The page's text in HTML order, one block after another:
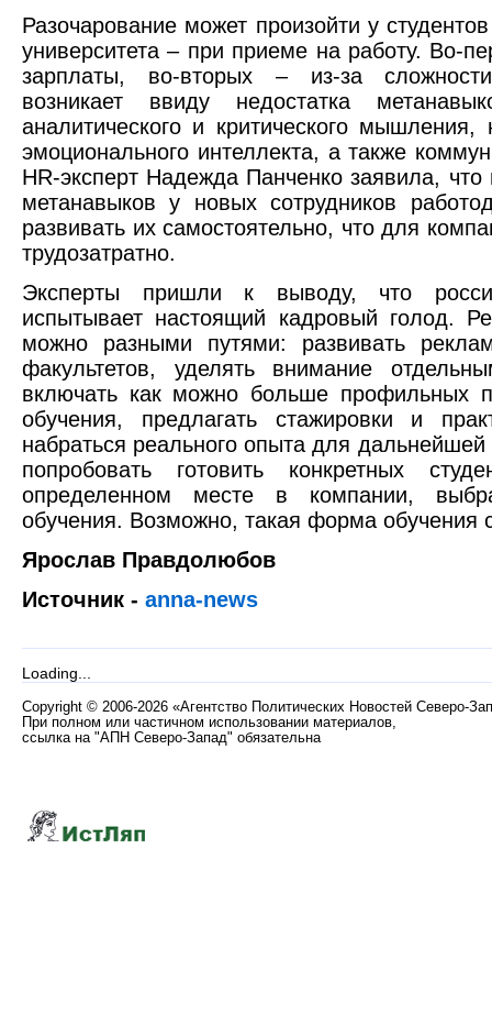
Разочарование может произойти у
университета – при приеме на работу. Во-
зарплаты, во-вторых – из-за
возникает ввиду недостатка
аналитического и критического мышления,
эмоционального интеллекта, а также
HR-эксперт Надежда Панченко заявила, что
метанавыков у новых сотрудников
развивать их самостоятельно, что для
трудозатратно.
Эксперты пришли к выводу, что
испытывает настоящий кадровый голод.
можно разными путями: развивать
факультетов, уделять внимание
включать как можно больше профильных
обучения, предлагать стажировки и
набраться реального опыта для
попробовать готовить конкретных
определенном месте в компании,
обучения. Возможно, такая форма обучения
Ярослав Правдолюбов
Источник - anna-news
Loading...
Copyright © 2006-2026 «Агентство Политических Новостей Северо-
При полном или частичном использовании материалов,
ссылка на "АПН Северо-Запад" обязательна